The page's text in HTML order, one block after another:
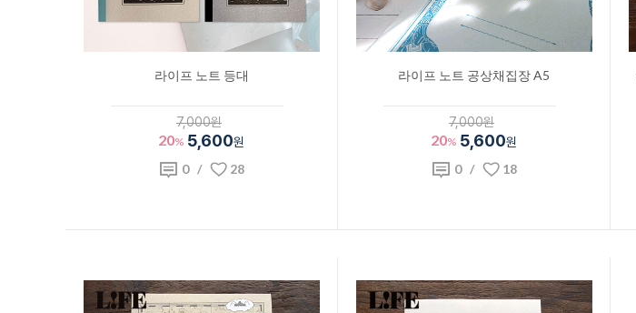
라이프 노트 등대
7,000원
20% 5,600원
0/ 28
라이프 노트 공상채집장 A5
7,000원
20% 5,600원
0/ 18